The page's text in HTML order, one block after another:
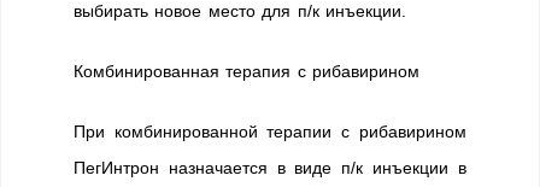
выбирать новое место для п/к инъекции.
Комбинированная терапия с рибавирином
При комбинированной терапии с рибавирином
ПегИнтрон назначается в виде п/к инъекции в